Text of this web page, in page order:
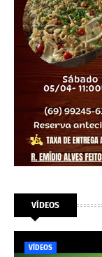
VÍDEOS
VÍDEOS